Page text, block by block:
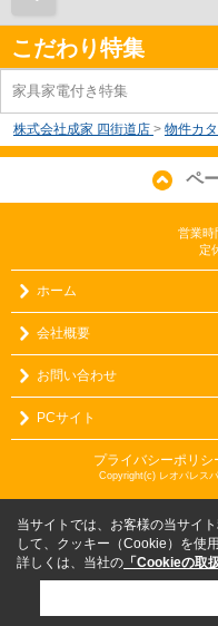
こだわり特集
家具家電付き特集
株式会社成家 四街道店 > 物件カ
ペ
営業時
定
ホーム
会社概要
お問い合わせ
PCサイト
プライバシーポリシ
Copyright(c) レオパレス
当サイトでは、お客様の当サイ
して、クッキー（Cookie）を使
詳しくは、当社の 「Cookieの取